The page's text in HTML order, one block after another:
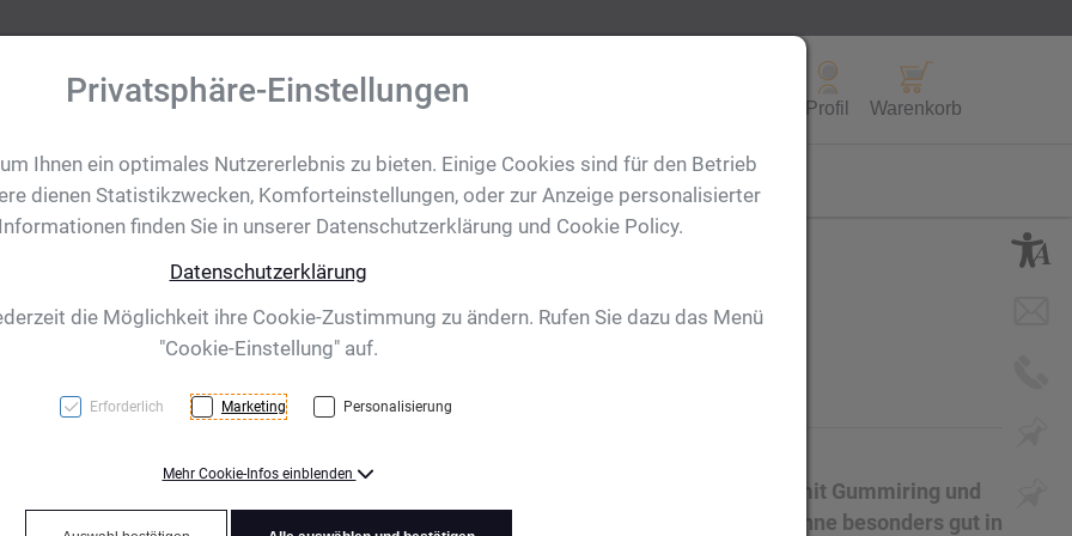
Profil Warenkorb
Ihre Eventanfrage Shop für CH/FL
Rico, transparent
Schicke Karaffe aus Glas mit einem Edelstahl Deckel mit Gummiring und
integriertem Sieb. Durch den stabilen Griff liegt die Kanne besonders gut in
Privatsphäre-Einstellungen
Ihnen ein optimales Nutzererlebnis zu bieten. Einige Cookies sind für den Betrieb
dienen Statistikzwecken, Komforteinstellungen, oder zur Anzeige personalisierter
finden Sie in unserer Datenschutzerklärung und Cookie Policy.
Datenschutzerklärung
die Möglichkeit ihre Cookie-Zustimmung zu ändern. Rufen Sie dazu das Menü
"Cookie-Einstellung" auf.
Erforderlich Marketing Personalisierung
Mehr Cookie-Infos einblenden